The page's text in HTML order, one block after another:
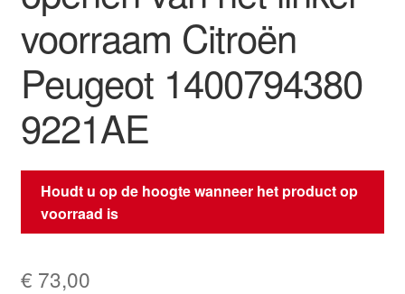
voorraam Citroën
Peugeot 1400794380
9221AE
Houdt u op de hoogte wanneer het product op
voorraad is
€ 73,00